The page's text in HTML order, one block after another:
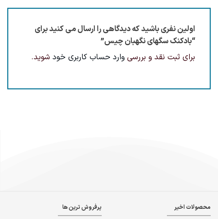
اولین نفری باشید که دیدگاهی را ارسال می کنید برای
“بادکنک سگهای نگهبان چیس”
برای ثبت نقد و بررسی وارد حساب کاربری خود شوید.
محصولات اخیر پرفروش ترین ها